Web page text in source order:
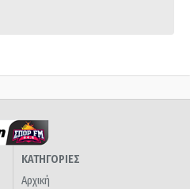
ΚΑΤΗΓΟΡΙΕΣ
Αρχική